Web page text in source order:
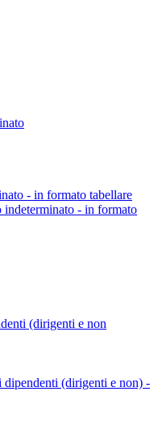
- in formato tabellare
indeterminato - in formato
(dirigenti e non
(dirigenti e non) -